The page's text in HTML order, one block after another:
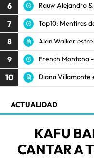
6 Rauw Alejandro
7 Top10: Mentiras
8 Alan Walker
9 French Montana
10 Diana Villamonte
ACTUALIDAD
KAFU
CANTAR A